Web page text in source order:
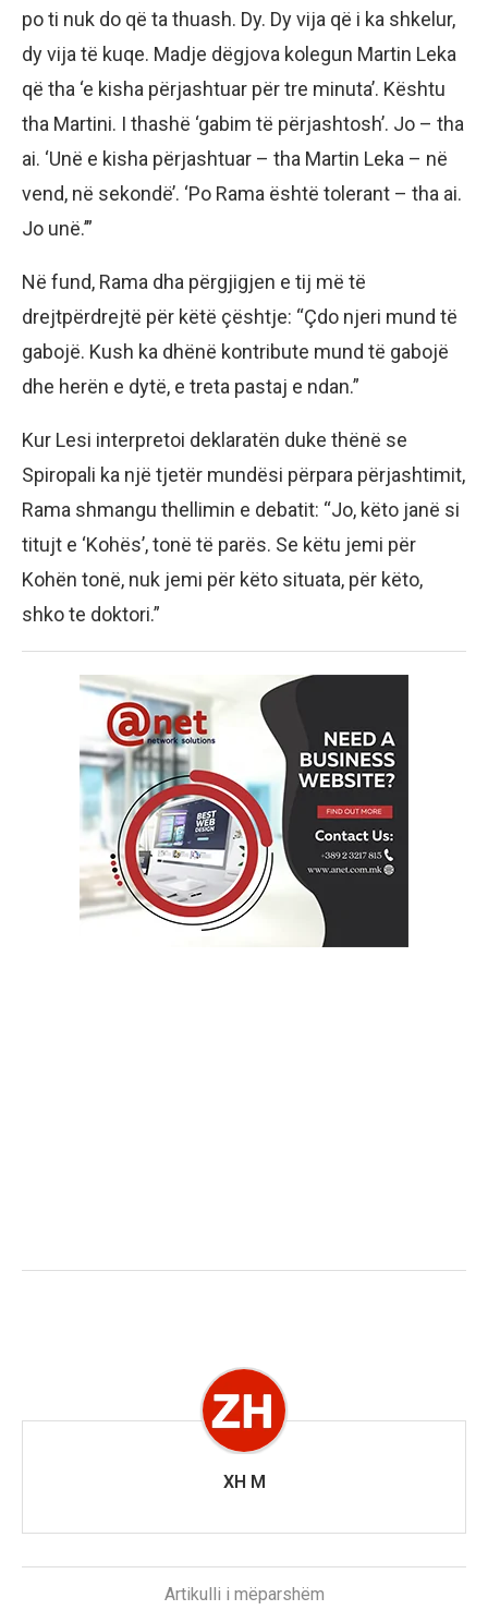
po ti nuk do që ta thuash. Dy. Dy vija që i ka shkelur,
dy vija të kuqe. Madje dëgjova kolegun Martin Leka
që tha ‘e kisha përjashtuar për tre minuta’. Kështu
tha Martini. I thashë ‘gabim të përjashtosh’. Jo – tha
ai. ‘Unë e kisha përjashtuar – tha Martin Leka – në
vend, në sekondë’. ‘Po Rama është tolerant – tha ai.
Jo unë.’”
Në fund, Rama dha përgjigjen e tij më të
drejtpërdrejtë për këtë çështje: “Çdo njeri mund të
gabojë. Kush ka dhënë kontribute mund të gabojë
dhe herën e dytë, e treta pastaj e ndan.”
Kur Lesi interpretoi deklaratën duke thënë se
Spiropali ka një tjetër mundësi përpara përjashtimit,
Rama shmangu thellimin e debatit: “Jo, këto janë si
titujt e ‘Kohës’, tonë të parës. Se këtu jemi për
Kohën tonë, nuk jemi për këto situata, për këto,
shko te doktori.”
XH M
Artikulli i mëparshëm